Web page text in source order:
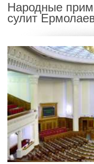
Народные
сулит